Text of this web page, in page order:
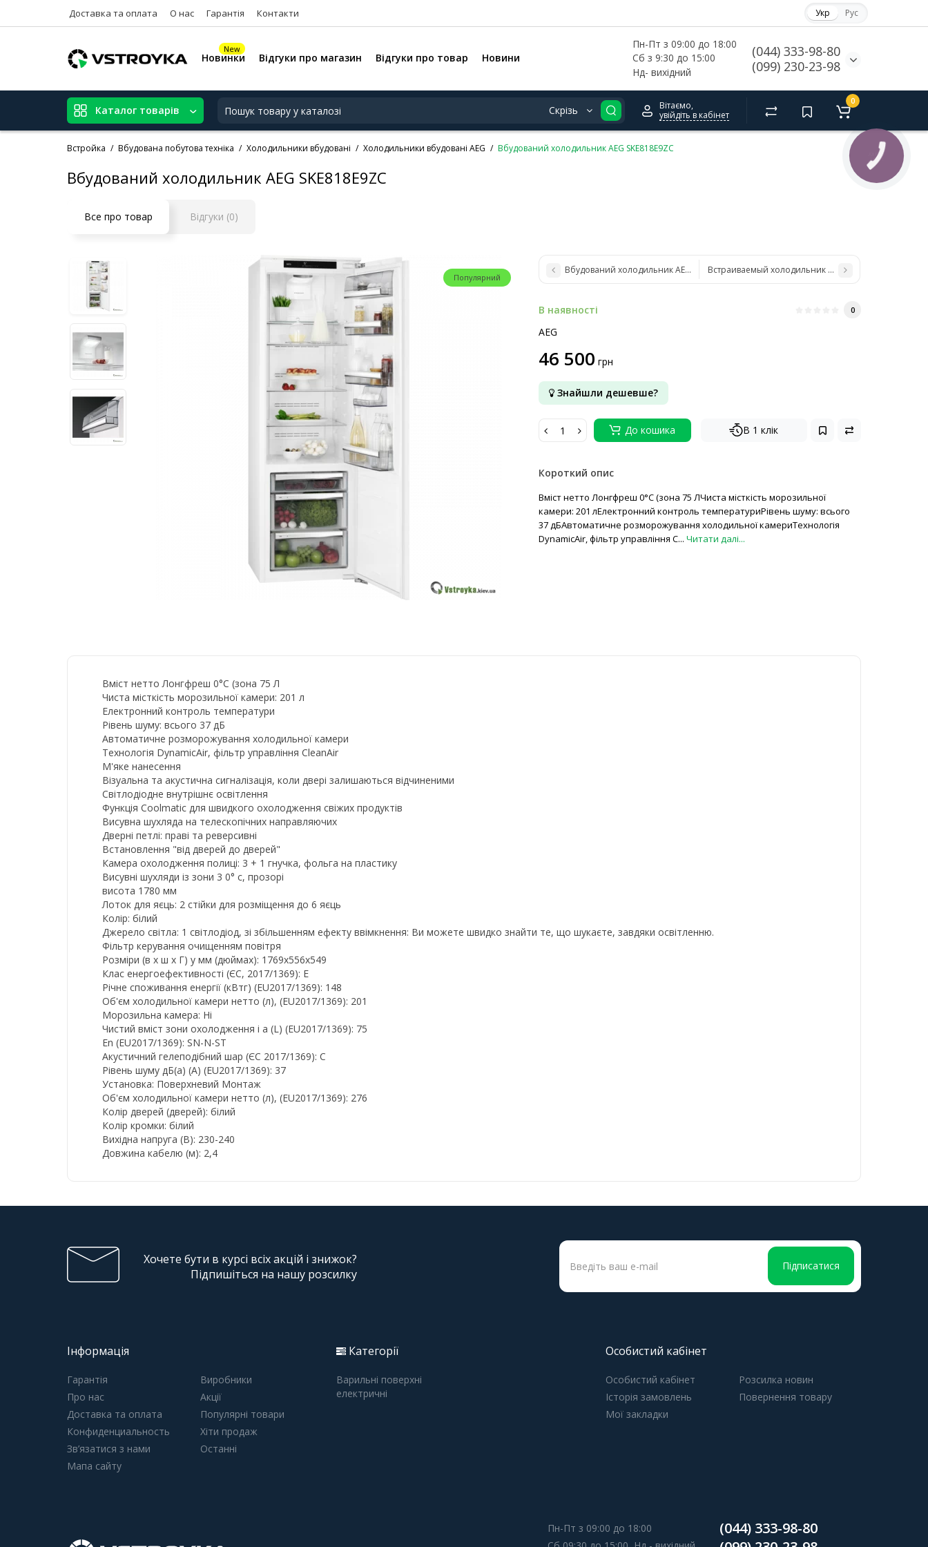
Доставка та оплата О нас Гарантія Контакти Укр Рус
Пн-Пт з 09:00 до 18:00
Сб з 9:30 до 15:00
Нд- вихідний
(044) 333-98-80
(099) 230-23-98
New
Новинки Відгуки про магазин Відгуки про товар Новини
Каталог товарів Скрізь
Вітаємо,
увійдіть в кабінет
0
Встройка Вбудована побутова техніка Холодильники вбудовані Холодильники вбудовані AEG Вбудований холодильник AEG SKE818E9ZC
Вбудований холодильник AEG SKE818E9ZC
Все про товар Відгуки (0)
Популярний
Вбудований холодильник AEG SKE818E1DCВстраиваемый холодильник AEG SCB618F3L5
В наявності 0
AEG
46 500 грн
Знайшли дешевше?
До кошика В 1 клік
Короткий опис
Вміст нетто Лонгфреш 0°C (зона 75 ЛЧиста місткість морозильної
камери: 201 лЕлектронний контроль температуриРівень шуму: всього
37 дБАвтоматичне розморожування холодильної камериТехнологія
DynamicAir, фільтр управління C... Читати далі...
Вміст нетто Лонгфреш 0°C (зона 75 Л
Чиста місткість морозильної камери: 201 л
Електронний контроль температури
Рівень шуму: всього 37 дБ
Автоматичне розморожування холодильної камери
Технологія DynamicAir, фільтр управління CleanAir
М'яке нанесення
Візуальна та акустична сигналізація, коли двері залишаються відчиненими
Світлодіодне внутрішнє освітлення
Функція Coolmatic для швидкого охолодження свіжих продуктів
Висувна шухляда на телескопічних направляючих
Дверні петлі: праві та реверсивні
Встановлення "від дверей до дверей"
Камера охолодження полиці: 3 + 1 гнучка, фольга на пластику
Висувні шухляди із зони 3 0° c, прозорі
висота 1780 мм
Лоток для яєць: 2 стійки для розміщення до 6 яєць
Колір: білий
Джерело світла: 1 світлодіод, зі збільшенням ефекту ввімкнення: Ви можете швидко знайти те, що шукаєте, завдяки освітленню.
Фільтр керування очищенням повітря
Розміри (в x ш x Г) у мм (дюймах): 1769x556x549
Клас енергоефективності (ЄС, 2017/1369): E
Річне споживання енергії (кВтг) (EU2017/1369): 148
Об'єм холодильної камери нетто (л), (EU2017/1369): 201
Морозильна камера: Ні
Чистий вміст зони охолодження і a (L) (EU2017/1369): 75
En (EU2017/1369): SN-N-ST
Акустичний гелеподібний шар (ЄС 2017/1369): C
Рівень шуму дБ(а) (А) (EU2017/1369): 37
Установка: Поверхневий Монтаж
Об'єм холодильної камери нетто (л), (EU2017/1369): 276
Колір дверей (дверей): білий
Колір кромки: білий
Вихідна напруга (В): 230-240
Довжина кабелю (м): 2,4
Хочете бути в курсі всіх акцій і знижок?
Підпишіться на нашу розсилку
Підписатися
Інформація
Гарантія
Про нас
Доставка та оплата
Конфиденциальность
Зв’язатися з нами
Мапа сайту
Виробники
Акції
Популярні товари
Хіти продаж
Останні
Категорії
Варильні поверхні
електричні
Особистий кабінет
Особистий кабінет
Історія замовлень
Мої закладки
Розсилка новин
Повернення товару
Пн-Пт з 09:00 до 18:00
(044) 333-98-80
КНОПКА
СВЯЗИ